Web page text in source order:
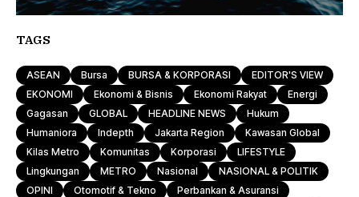
TAGS
ASEAN Bursa BURSA & KORPORASI
EDITOR'S VIEW
EKONOMI
Ekonomi & Bisnis Ekonomi Rakyat
Energi
Gagasan
GLOBAL HEADLINE NEWS
Hukum
Humaniora
Indepth Jakarta Region
Kawasan Global
Kilas Metro
Komunitas Korporasi
LIFESTYLE
Lingkungan
METRO Nasional
NASIONAL & POLITIK
OPINI
Otomotif & Tekno
Perbankan & Asuransi